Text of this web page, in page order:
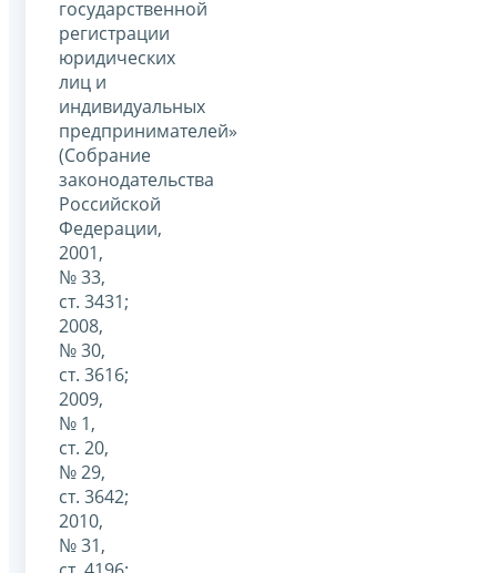
государственной
регистрации
юридических
лиц и
индивидуальных
предпринимателей»
(Собрание
законодательства
Российской
Федерации,
2001,
№ 33,
ст. 3431;
2008,
№ 30,
ст. 3616;
2009,
№ 1,
ст. 20,
№ 29,
ст. 3642;
2010,
№ 31,